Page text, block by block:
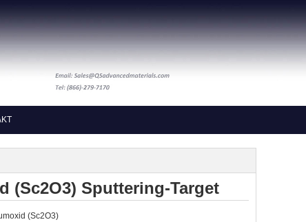
(Sc2O3) Sputtering-Target
(Sc2O3)